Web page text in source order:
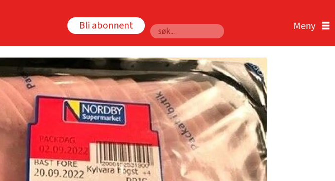
Bli abonnent
Søk